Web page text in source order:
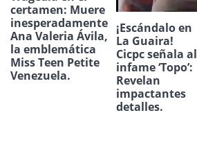
certamen: Muere
inesperadamente
Ana Valeria Ávila,
la emblemática
Miss Teen Petite
Venezuela.
¡Escándalo en
La Guaira!
Cicpc señala al
infame ‘Topo’:
Revelan
impactantes
detalles.